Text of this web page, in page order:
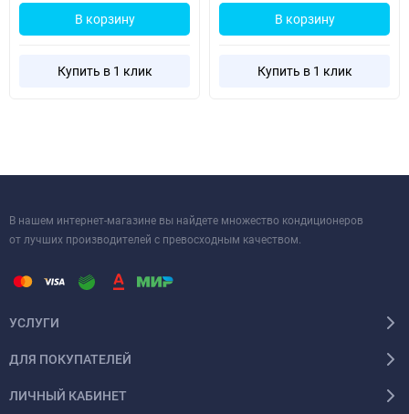
В корзину
Купить в 1 клик
В корзину
Купить в 1 клик
В нашем интернет-магазине вы найдете множество кондиционеров
от лучших производителей с превосходным качеством.
УСЛУГИ
ДЛЯ ПОКУПАТЕЛЕЙ
ЛИЧНЫЙ КАБИНЕТ